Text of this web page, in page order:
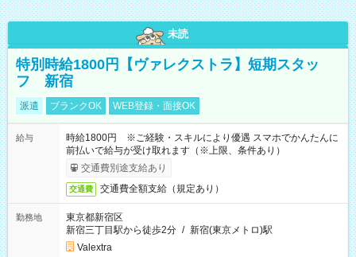
未読
特別時給1800円【ヴァレクストラ】短期スタッ
フ 新宿
派遣 ブランクOK WEB登録・面接OK
給与
時給1800円 ※ご経験・スキルにより優遇 スマホでかんたんに
前払いで給与が受け取れます（※上限、条件あり）
交通費別途支給あり
交通費 交通費全額支給（規定あり）
勤務地
東京都新宿区
新宿三丁目駅から徒歩2分 / 新宿(東京メトロ)駅
Valextra